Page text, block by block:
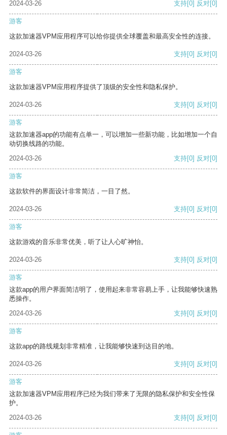
2024-03-26 支持[0] 反对[0]
游客
这款加速器VPM应用程序可以给你提供全球覆盖和最高安全性的连接。
2024-03-26 支持[0] 反对[0]
游客
这款加速器VPM应用程序提供了顶级的安全性和隐私保护。
2024-03-26 支持[0] 反对[0]
游客
这款加速器app的功能有点单一，可以增加一些新功能，比如增加一个自
动切换线路的功能。
2024-03-26
支持[0] 反对[0]
游客
这款软件的界面设计非常简洁，一目了然。
2024-03-26 支持[0] 反对[0]
游客
这款游戏的音乐非常优美，听了让人心旷神怡。
2024-03-26 支持[0] 反对[0]
游客
这款app的用户界面简洁明了，使用起来非常容易上手，让我能够快速熟
悉操作。
2024-03-26
支持[0] 反对[0]
游客
这款app的路线规划非常精准，让我能够快速到达目的地。
2024-03-26 支持[0] 反对[0]
游客
这款加速器VPM应用程序已经为我们带来了无限的隐私保护和安全性保
护。
2024-03-26
支持[0] 反对[0]